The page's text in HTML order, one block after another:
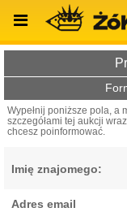
Wypełnij poniższe pola, a
szczegółami tej aukcji
chcesz poinformować.
Imię znajomego:
Adres email